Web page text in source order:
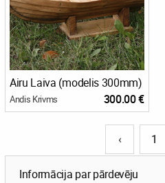
Airu Laiva (modelis 300mm)
Andis Krivms 300.00 €
‹ 1
Informācija par pārdevēju